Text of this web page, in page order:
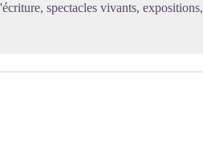
spectacles vivants, expositions,